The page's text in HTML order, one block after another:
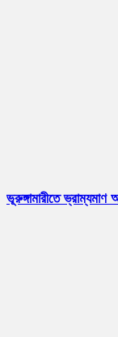
ভূরুঙ্গামারীতে